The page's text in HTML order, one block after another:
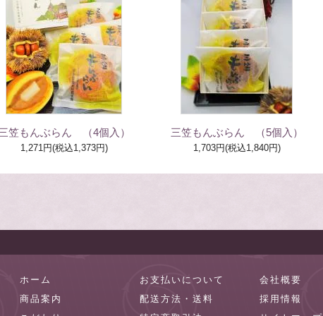
笠もんぶらん （4個入）
1,271円(税込1,373円)
三笠もんぶらん （5個入）
1,703円(税込1,840円)
ホーム
商品案内
お支払いについて
配送方法・送料
会社概要
採用情報